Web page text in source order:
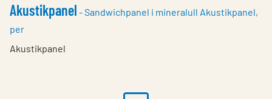
Akustikpanel - Sandwichpanel i mineralull Akustikpanel,
per
Akustikpanel